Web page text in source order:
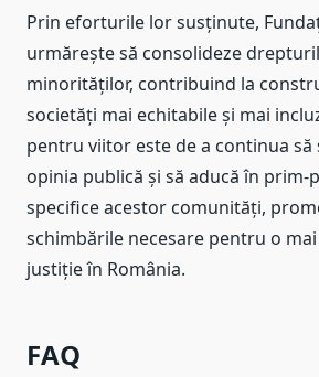
Prin eforturile lor susținute,
urmărește să consolideze
minorităților, contribuind la
societăți mai echitabile și mai
pentru viitor este de a continua să
opinia publică și să aducă în prim-
specifice acestor comunități,
schimbările necesare pentru o
justiție în România.
FAQ